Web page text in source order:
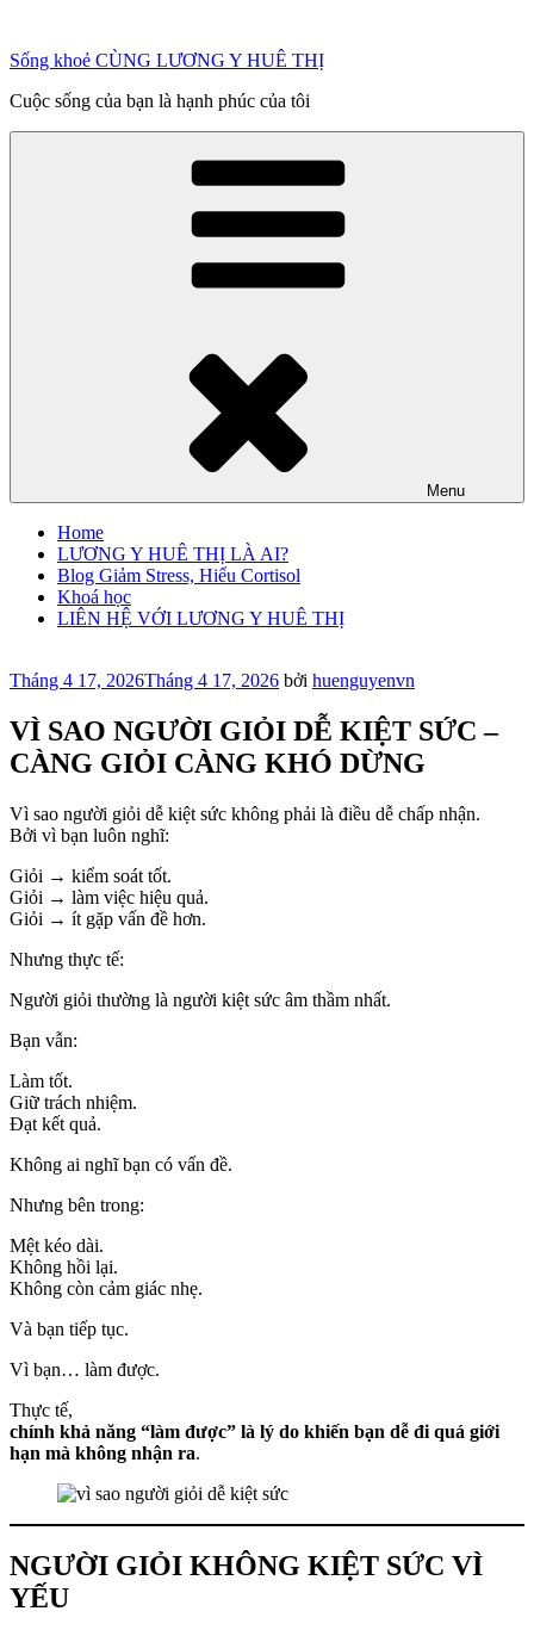
phần
dung
Sống khoẻ CÙNG LƯƠNG Y HUÊ THỊ
Cuộc sống của bạn là hạnh phúc của tôi
Menu
Home
LƯƠNG Y HUÊ THỊ LÀ AI?
Blog Giảm Stress, Hiểu Cortisol
Khoá học
LIÊN HỆ VỚI LƯƠNG Y HUÊ THỊ
Đăng
Tháng 4 17, 2026Tháng 4 17, 2026 bởi huenguyenvn
VÌ SAO NGƯỜI GIỎI DỄ KIỆT SỨC –
CÀNG GIỎI CÀNG KHÓ DỪNG
Vì sao người giỏi dễ kiệt sức không phải là điều dễ chấp nhận.
Bởi vì bạn luôn nghĩ:
Giỏi → kiểm soát tốt.
Giỏi → làm việc hiệu quả.
Giỏi → ít gặp vấn đề hơn.
Nhưng thực tế:
Người giỏi thường là người kiệt sức âm thầm nhất.
Bạn vẫn:
Làm tốt.
Giữ trách nhiệm.
Đạt kết quả.
Không ai nghĩ bạn có vấn đề.
Nhưng bên trong:
Mệt kéo dài.
Không hồi lại.
Không còn cảm giác nhẹ.
Và bạn tiếp tục.
Vì bạn… làm được.
Thực tế,
chính khả năng “làm được” là lý do khiến bạn dễ đi quá giới
hạn mà không nhận ra.
NGƯỜI GIỎI KHÔNG KIỆT SỨC VÌ
YẾU